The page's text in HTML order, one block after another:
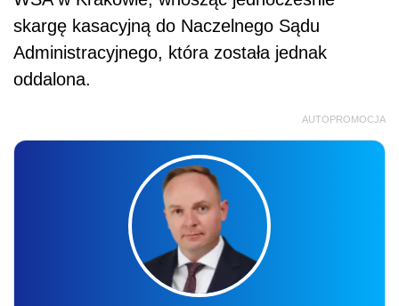
skargę kasacyjną do Naczelnego Sądu
Administracyjnego, która została jednak
oddalona.
AUTOPROMOCJA